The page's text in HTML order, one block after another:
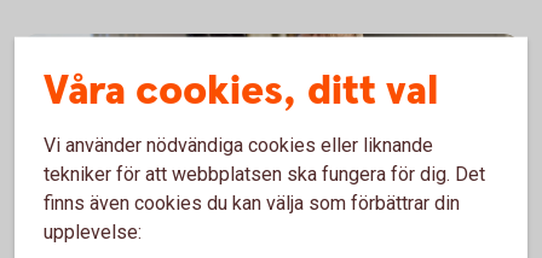
Våra cookies, ditt val
Vi använder nödvändiga cookies eller liknande
tekniker för att webbplatsen ska fungera för dig. Det
finns även cookies du kan välja som förbättrar din
upplevelse: